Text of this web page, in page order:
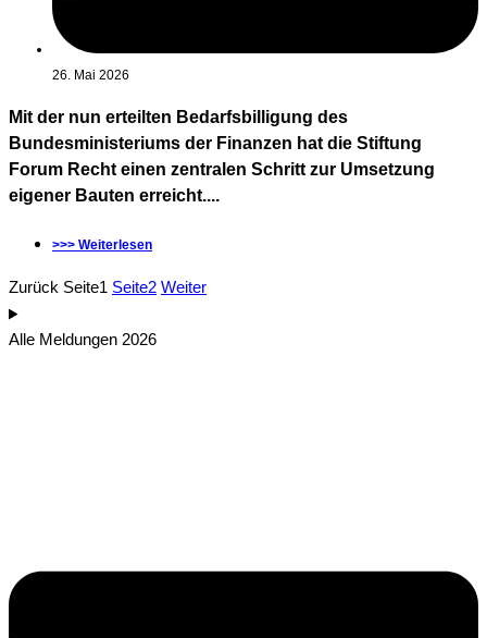
26. Mai 2026
Mit der nun erteilten Bedarfsbilligung des
Bundesministeriums der Finanzen hat die Stiftung
Forum Recht einen zentralen Schritt zur Umsetzung
eigener Bauten erreicht....
>>> Weiterlesen
Zurück Seite1 Seite2 Weiter
Alle Meldungen 2026